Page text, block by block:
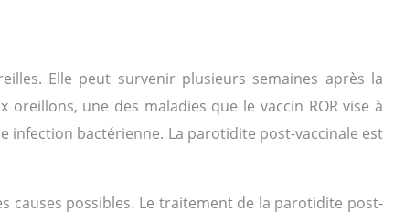
Elle peut survenir plusieurs semaines après la
une des maladies que le vaccin ROR vise à
infection bactérienne. La parotidite post-vaccinale est
causes possibles. Le traitement de la parotidite post-